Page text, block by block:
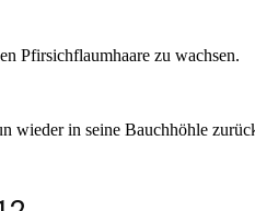
Pfirsichflaumhaare zu wachsen.
wieder in seine Bauchhöhle